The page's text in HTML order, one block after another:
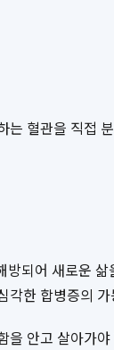
는 혈관을 직접
되어 새로운 삶
각한 합병증의
을 안고 살아가